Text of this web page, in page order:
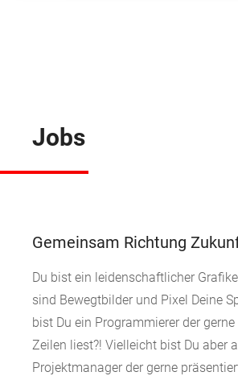
Jobs
Gemeinsam Richtung
Du bist ein leidenschaftlicher
sind Bewegtbilder und Pixel Deine
bist Du ein Programmierer der
Zeilen liest?! Vielleicht bist Du aber
Projektmanager der gerne